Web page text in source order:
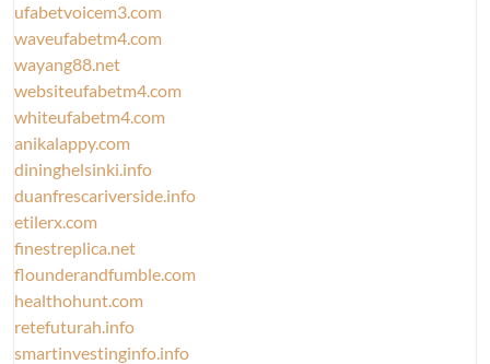
ufabetvoicem3.com
waveufabetm4.com
wayang88.net
websiteufabetm4.com
whiteufabetm4.com
anikalappy.com
dininghelsinki.info
duanfrescariverside.info
etilerx.com
finestreplica.net
flounderandfumble.com
healthohunt.com
retefuturah.info
smartinvestinginfo.info